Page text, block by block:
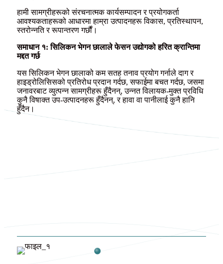
हामी सामग्रीहरूको संरचनात्मक कार्यसम्पादन र प्रयोगकर्ता
आवश्यकताहरूको आधारमा हाम्रा उत्पादनहरू विकास, प्रतिस्थापन,
स्तरोन्नति र रूपान्तरण गर्छौं।
समाधान १: सिलिकन भेगन छालाले फेसन उद्योगको हरित क्रान्तिमा
मद्दत गर्छ
यस सिलिकन भेगन छालाको कम सतह तनाव प्रयोग गर्नाले दाग र
हाइड्रोलिसिसको प्रतिरोध प्रदान गर्दछ, सफाईमा बचत गर्दछ, जसमा
जनावरबाट व्युत्पन्न सामग्रीहरू हुँदैनन्, उन्नत विलायक-मुक्त प्रविधि
कुनै विषाक्त उप-उत्पादनहरू हुँदैनन्, र हावा वा पानीलाई कुनै हानि
हुँदैन।